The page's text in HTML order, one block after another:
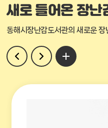
새로 들어온장난
동해시장난감도서관의새로운 장